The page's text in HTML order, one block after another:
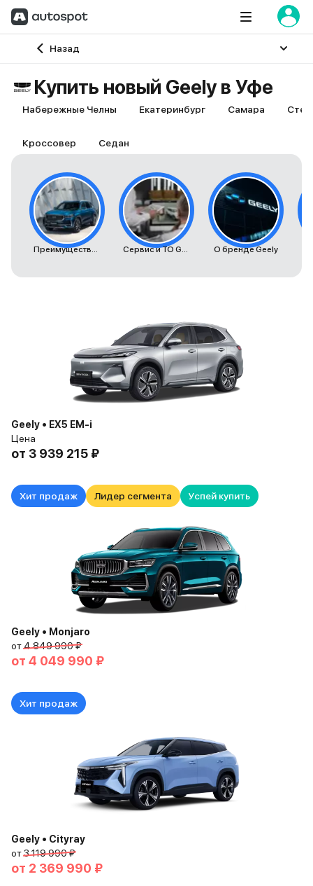
Назад
Главная
Купить новый Geely в Уфе
Набережные Челны Екатеринбург Самара
Кроссовер Седан
Преимущества автомобилей Geely Сервис и ТО Geely О бренде Geely
Geely • EX5 EM-i
Цена
от 3 939 215 ₽
Хит продаж Лидер сегмента Успей купить
Geely • Monjaro
от4 849 990 ₽
от 4 049 990 ₽
Хит продаж
Geely • Cityray
от3 119 990 ₽
от 2 369 990 ₽